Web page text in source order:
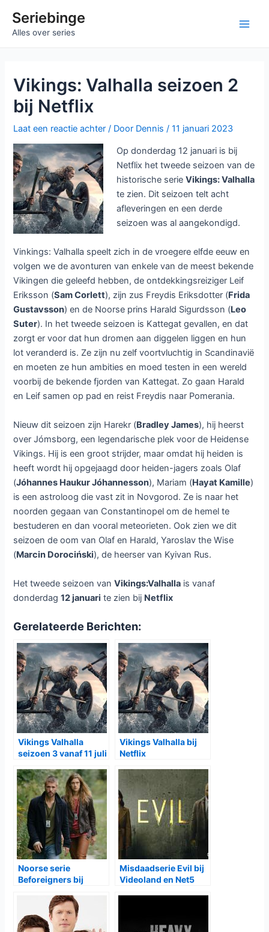
naarSeriebinge
Alles over series
Vikings: Valhalla seizoen 2
bij Netflix
Laat een reactie achter / Door Dennis/11 januari 2023
Op donderdag 12 januari is bij
Netflix het tweede seizoen van de
historische serieVikings: Valhalla
te zien. Dit seizoen telt acht
afleveringen en een derde
seizoen was al aangekondigd.
Vinkings: Valhalla speelt zich in de vroegere elfde eeuw en
volgen we de avonturen van enkele van de meest bekende
Vikingen die geleefd hebben, de ontdekkingsreiziger Leif
Eriksson (Sam Corlett), zijn zus Freydis Eriksdotter (Frida
Gustavsson) en de Noorse prins Harald Sigurdsson (Leo
Suter). In het tweede seizoen is Kattegat gevallen, en dat
zorgt er voor dat hun dromen aan diggelen liggen en hun
lot veranderd is. Ze zijn nu zelf voortvluchtig in Scandinavië
en moeten ze hun ambities en moed testen in een wereld
voorbij de bekende fjorden van Kattegat. Zo gaan Harald
en Leif samen op pad en reist Freydis naar Pomerania.
Nieuw dit seizoen zijn Harekr (Bradley James), hij heerst
over Jómsborg, een legendarische plek voor de Heidense
Vikings. Hij is een groot strijder, maar omdat hij heiden is
heeft wordt hij opgejaagd door heiden-jagers zoals Olaf
(Jóhannes Haukur Jóhannesson), Mariam (Hayat Kamille)
is een astroloog die vast zit in Novgorod. Ze is naar het
noorden gegaan van Constantinopel om de hemel te
bestuderen en dan vooral meteorieten. Ook zien we dit
seizoen de oom van Olaf en Harald, Yaroslav the Wise
(Marcin Dorociński), de heerser van Kyivan Rus.
Het tweede seizoen vanVikings:Valhalla is vanaf
donderdag12 januari te zien bij Netflix
Gerelateerde Berichten:
Vikings Valhalla
seizoen 3 vanaf 11 juli
Vikings Valhalla bij
Netflix
Noorse serie
Beforeigners bij
Misdaadserie Evil bij
Videoland en Net5